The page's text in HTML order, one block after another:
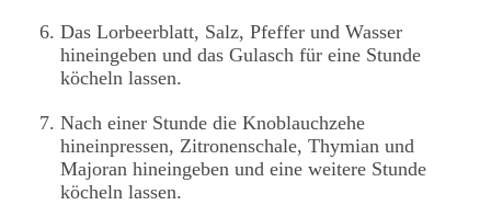
Das Lorbeerblatt, Salz, Pfeffer und Wasser
hineingeben und das Gulasch für eine Stunde
köcheln lassen.
Nach einer Stunde die Knoblauchzehe
hineinpressen, Zitronenschale, Thymian und
Majoran hineingeben und eine weitere Stunde
köcheln lassen.